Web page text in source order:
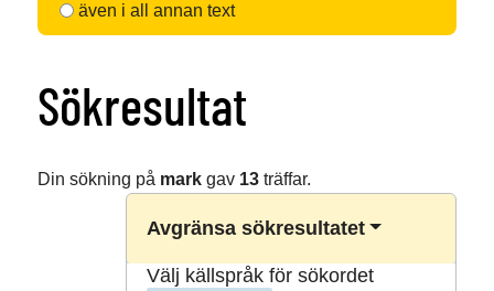
även i all annan text
Sökresultat
Din sökning på markgav 13träffar.
Avgränsa sökresultatet
Välj källspråk för sökordet